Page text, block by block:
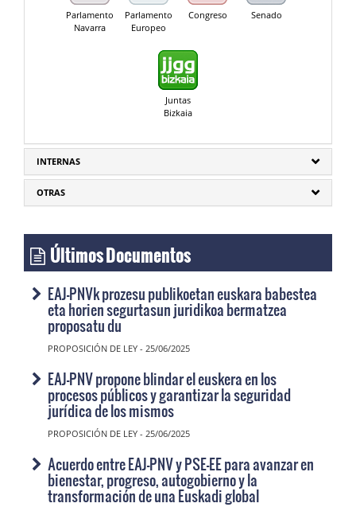
Parlamento
Navarra
Parlamento
Europeo
Congreso Senado
Juntas
Bizkaia
INTERNAS
OTRAS
Últimos Documentos
EAJ-PNVk prozesu publikoetan euskara babestea
eta horien segurtasun juridikoa bermatzea
proposatu du
PROPOSICIÓN DE LEY - 25/06/2025
EAJ-PNV propone blindar el euskera en los
procesos públicos y garantizar la seguridad
jurídica de los mismos
PROPOSICIÓN DE LEY - 25/06/2025
Acuerdo entre EAJ-PNV y PSE-EE para avanzar en
bienestar, progreso, autogobierno y la
transformación de una Euskadi global